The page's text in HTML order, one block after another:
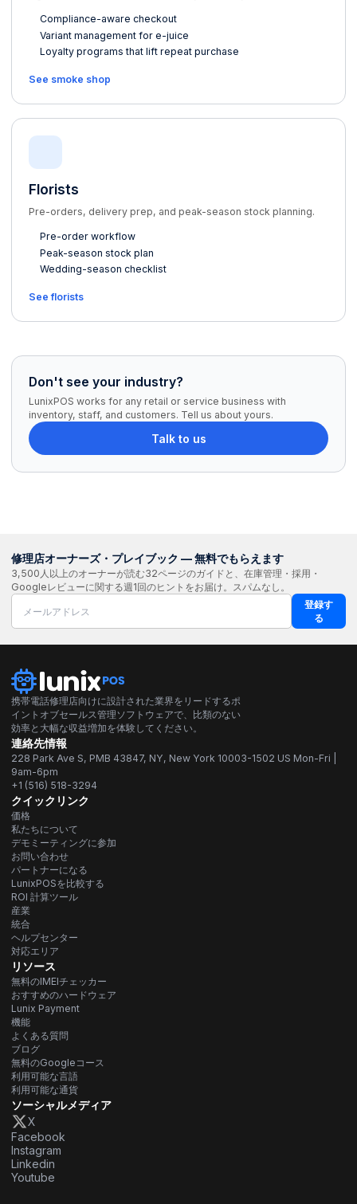
Compliance-aware checkout
Variant management for e-juice
Loyalty programs that lift repeat purchase
See smoke shop
Florists
Pre-orders, delivery prep, and peak-season stock planning.
Pre-order workflow
Peak-season stock plan
Wedding-season checklist
See florists
Don't see your industry?
LunixPOS works for any retail or service business with
inventory, staff, and customers. Tell us about yours.
Talk to us
修理店オーナーズ・プレイブック — 無料でもらえます
3,500人以上のオーナーが読む32ページのガイドと、在庫管理・採用・
Googleレビューに関する週1回のヒントをお届け。スパムなし。
登録す
る
携帯電話修理店向けに設計された業界をリードするポ
イントオブセールス管理ソフトウェアで、比類のない
効率と大幅な収益増加を体験してください。
連絡先情報
228 Park Ave S, PMB 43847, NY, New York 10003-1502 US Mon-Fri |
9am-6pm
+1 (516) 518-3294
クイックリンク
価格
私たちについて
デモミーティングに参加
お問い合わせ
パートナーになる
LunixPOSを比較する
ROI 計算ツール
産業
統合
ヘルプセンター
対応エリア
リソース
無料のIMEIチェッカー
おすすめのハードウェア
Lunix Payment
機能
よくある質問
ブログ
無料のGoogleコース
利用可能な言語
利用可能な通貨
ソーシャルメディア
X
Facebook
Instagram
Linkedin
Youtube